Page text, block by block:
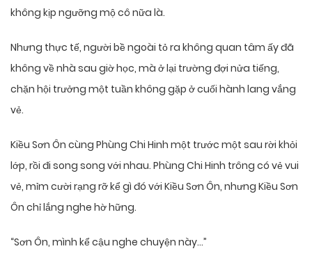
không kịp ngưỡng mộ cô nữa là.
Nhưng thực tế, người bề ngoài tỏ ra không quan tâm ấy đã
không về nhà sau giờ học, mà ở lại trường đợi nửa tiếng,
chặn hội trưởng một tuần không gặp ở cuối hành lang vắng
vẻ.
Kiều Sơn Ôn cùng Phùng Chi Hinh một trước một sau rời khỏi
lớp, rồi đi song song với nhau. Phùng Chi Hinh trông có vẻ vui
vẻ, mỉm cười rạng rỡ kể gì đó với Kiều Sơn Ôn, nhưng Kiều Sơn
Ôn chỉ lắng nghe hờ hững.
“Sơn Ôn, mình kể cậu nghe chuyện này…”